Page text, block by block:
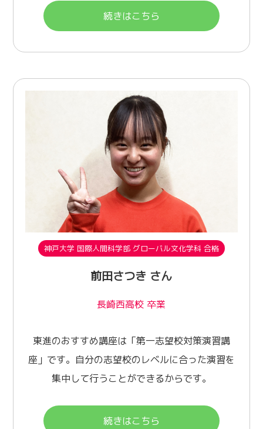
続きはこちら
神戸大学 国際人間科学部 グローバル文化学科 合格
前田さつき さん
長崎西高校 卒業
東進のおすすめ講座は「第一志望校対策演習講
座」です。自分の志望校のレベルに合った演習を
集中して行うことができるからです。
続きはこちら